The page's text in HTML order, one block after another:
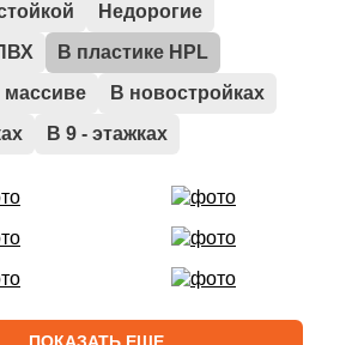
Недорогие
В пластике HPL
В новостройках
В 9 - этажках
ПОКАЗАТЬ ЕЩЕ